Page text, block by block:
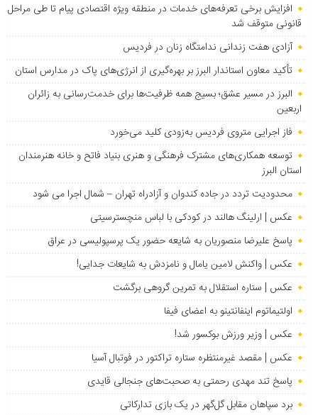
افزایش برخی تعرفه‌های خدمات در منطقه ویژه اقتصادی پیام تا طی مراحل
قانونی متوقف شد
آزادی هفت زندانی ندامتگاه زنان در فردیس
تأکید معاون استاندار البرز بر بهره‌گیری از انرژی‌های پاک در مدارس استان
البرز در مسیر عشق؛ بسیج همه ظرفیت‌ها برای خدمت‌رسانی به زائران
اربعین
فاز اجرایی متروی فردیس به‌زودی کلید می‌خورد
توسعه همکاری‌های مشترک فرهنگی و هنری بنیاد فاتح و خانه هنرمندان
استان البرز
محدودیت تردد در جاده کندوان و آزادراه تهران – شمال اجرا می شود
عکس | ارلینگ هالند در کودکی با لباس منچسترسیتی
پاسخ علیرضا منصوریان به شایعه حضور یک پرسپولیسی در عراق
عکس | واکنش لامین یامال و نامزدش به شایعات جدایی!
عکس | ستاره استقلال به تمرین گروهی برگشت
اولتیماتوم اینفانتینو به اعضای فیفا
عکس | وزیر ورزش بوکسور شد!
عکس | مقصد غیرمنتظره ستاره تراکتور در فوتبال آسیا
پاسخ تند مهدی رحمتی به صحبت‌های جنجالی قایدی
برد سپاهان مقابل گل‌گهر در یک بازی تدارکاتی